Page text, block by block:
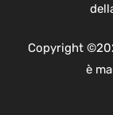
Copyright
è